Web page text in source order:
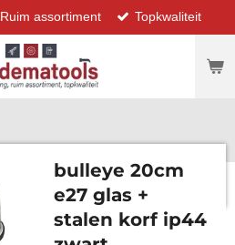
Ruim assortiment Topkwaliteit
bulleye 20cm
e27 glas +
stalen korf ip44